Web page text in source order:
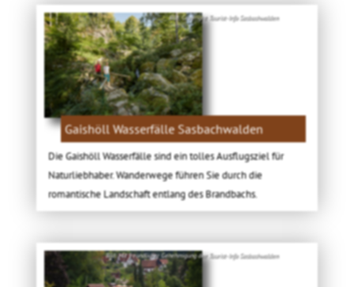
Bild: Copyright Tourist-Info Sasbachwalden
Gaishöll Wasserfälle Sasbachwalden
Die Gaishöll Wasserfälle sind ein tolles Ausflugsziel für
Naturliebhaber. Wanderwege führen Sie durch die
romantische Landschaft entlang des Brandbachs.
Bild: Mit freundlicher Genehmigung der Tourist-Info Sasbachwalden